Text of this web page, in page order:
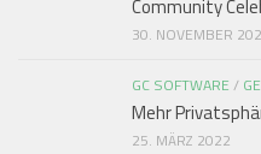
Community
30. NOVEMBER
GC SOFTWARE /
Mehr
25. MÄRZ 2022